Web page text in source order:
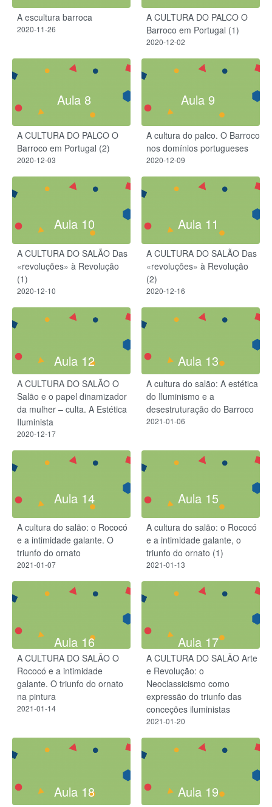
A escultura barroca
2020-11-26
A CULTURA DO PALCO O
Barroco em Portugal (1)
2020-12-02
Aula 8
A CULTURA DO PALCO O
Barroco em Portugal (2)
2020-12-03
Aula 9
A cultura do palco. O Barroco
nos domínios portugueses
2020-12-09
Aula 10
A CULTURA DO SALÃO Das
«revoluções» à Revolução
(1)
2020-12-10
Aula 11
A CULTURA DO SALÃO Das
«revoluções» à Revolução
(2)
2020-12-16
Aula 12
A CULTURA DO SALÃO O
Salão e o papel dinamizador
da mulher – culta. A Estética
Iluminista
2020-12-17
Aula 13
A cultura do salão: A estética
do Iluminismo e a
desestruturação do Barroco
2021-01-06
Aula 14
A cultura do salão: o Rococó
e a intimidade galante. O
triunfo do ornato
2021-01-07
Aula 15
A cultura do salão: o Rococó
e a intimidade galante, o
triunfo do ornato (1)
2021-01-13
Aula 16
A CULTURA DO SALÃO O
Rococó e a intimidade
galante. O triunfo do ornato
na pintura
2021-01-14
Aula 17
A CULTURA DO SALÃO Arte
e Revolução: o
Neoclassicismo como
expressão do triunfo das
conceções iluministas
2021-01-20
Aula 18 Aula 19